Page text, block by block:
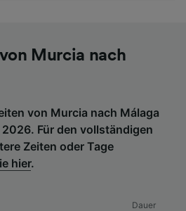
Murcia nach
von Murcia nach Málaga
Für den vollständigen
Zeiten oder Tage
hier.
Dauer